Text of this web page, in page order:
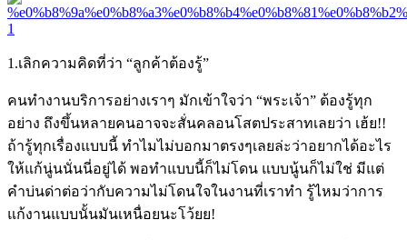
1.เลิกความคิดที่ว่า “ลูกค้าต้องรู้”
คนทำงานบริการอย่างเราๆ มักเข้าใจว่า “พระเจ้า” ต้องรู้ทุก
อย่าง ถึงขึ้นหลายคนอาจจะสั่นคลอนโสตประสาทเลยว่า เฮ้ย!!
ถ้ารู้ทุกเรื่องแบบนี้ ทำไมไม่บอกมาตรงๆเลยล่ะว่าอยากได้อะไร
ให้แก้นู่นนั่นนี่อยู่ได้ พอทำแบบนี้ก็ไม่โดน แบบนู้นก็ไม่ใช่ มีแต่
คำบ่นด่าต่อว่ากับความไม่โดนใจในงานที่เราทำ รู้ไหมว่าการ
แก้งานแบบนั้นมันเหนื่อยนะโว้ยย!